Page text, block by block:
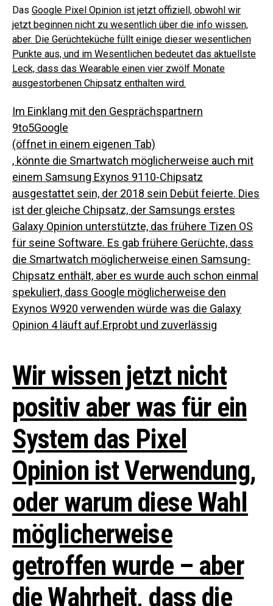
Das Google Pixel Opinion ist jetzt offiziell, obwohl wir
jetzt beginnen nicht zu wesentlich über die info wissen,
aber. Die Gerüchteküche füllt einige dieser wesentlichen
Punkte aus, und im Wesentlichen bedeutet das aktuellste
Leck, dass das Wearable einen vier zwölf Monate
ausgestorbenen Chipsatz enthalten wird.
Im Einklang mit den Gesprächspartnern
9to5Google
(öffnet in einem eigenen Tab)
, könnte die Smartwatch möglicherweise auch mit
einem Samsung Exynos 9110-Chipsatz
ausgestattet sein, der 2018 sein Debüt feierte. Dies
ist der gleiche Chipsatz, der Samsungs erstes
Galaxy Opinion unterstützte, das frühere Tizen OS
für seine Software. Es gab frühere Gerüchte, dass
die Smartwatch möglicherweise einen Samsung-
Chipsatz enthält, aber es wurde auch schon einmal
spekuliert, dass Google möglicherweise den
Exynos W920 verwenden würde was die Galaxy
Opinion 4 läuft auf.Erprobt und zuverlässig
Wir wissen jetzt nicht
positiv aber was für ein
System das Pixel
Opinion ist Verwendung,
oder warum diese Wahl
möglicherweise
getroffen wurde – aber
die Wahrheit, dass die